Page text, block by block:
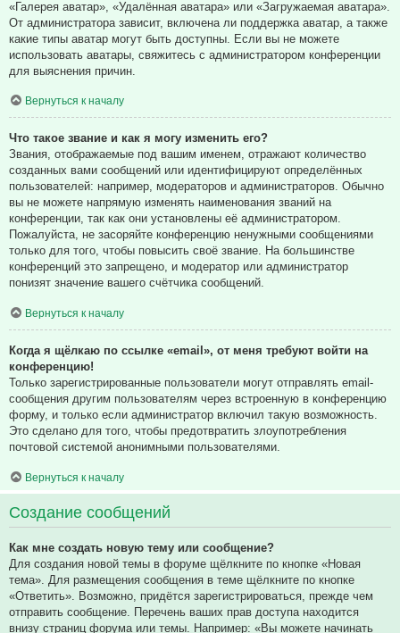
«Галерея аватар», «Удалённая аватара» или «Загружаемая аватара».
От администратора зависит, включена ли поддержка аватар, а также
какие типы аватар могут быть доступны. Если вы не можете
использовать аватары, свяжитесь с администратором конференции
для выяснения причин.
Вернуться к началу
Что такое звание и как я могу изменить его?
Звания, отображаемые под вашим именем, отражают количество
созданных вами сообщений или идентифицируют определённых
пользователей: например, модераторов и администраторов. Обычно
вы не можете напрямую изменять наименования званий на
конференции, так как они установлены её администратором.
Пожалуйста, не засоряйте конференцию ненужными сообщениями
только для того, чтобы повысить своё звание. На большинстве
конференций это запрещено, и модератор или администратор
понизят значение вашего счётчика сообщений.
Вернуться к началу
Когда я щёлкаю по ссылке «email», от меня требуют войти на
конференцию!
Только зарегистрированные пользователи могут отправлять email-
сообщения другим пользователям через встроенную в конференцию
форму, и только если администратор включил такую возможность.
Это сделано для того, чтобы предотвратить злоупотребления
почтовой системой анонимными пользователями.
Вернуться к началу
Создание сообщений
Как мне создать новую тему или сообщение?
Для создания новой темы в форуме щёлкните по кнопке «Новая
тема». Для размещения сообщения в теме щёлкните по кнопке
«Ответить». Возможно, придётся зарегистрироваться, прежде чем
отправить сообщение. Перечень ваших прав доступа находится
внизу страниц форума или темы. Например: «Вы можете начинать